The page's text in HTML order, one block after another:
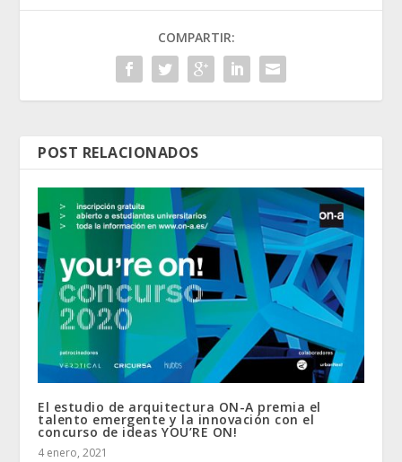
COMPARTIR:
POST RELACIONADOS
El estudio de arquitectura ON-A premia el
talento emergente y la innovación con el
concurso de ideas YOU’RE ON!
4 enero, 2021